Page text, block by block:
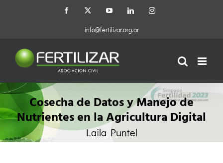
Facebook
X YouTubeLinkedInInstagram
info@fertilizar.org.ar
Cosecha de Datos y Manejo de
Nutrientes en la Agricultura Digital
Laila Puntel